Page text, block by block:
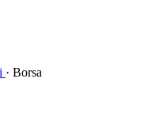
· Borsa